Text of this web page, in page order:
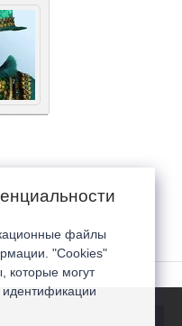
файлы
"Cookies"
которые могут
идентификации